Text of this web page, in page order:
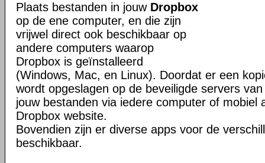
Plaats bestanden in jouw Dropbox
op de ene computer, en die zijn
vrijwel direct ook beschikbaar op
andere computers waarop
Dropbox is geïnstalleerd
(Windows, Mac, en Linux). Doordat er een
wordt opgeslagen op de beveiligde servers
jouw bestanden via iedere computer of mobiel
Dropbox website.
Bovendien zijn er diverse apps voor de
beschikbaar.